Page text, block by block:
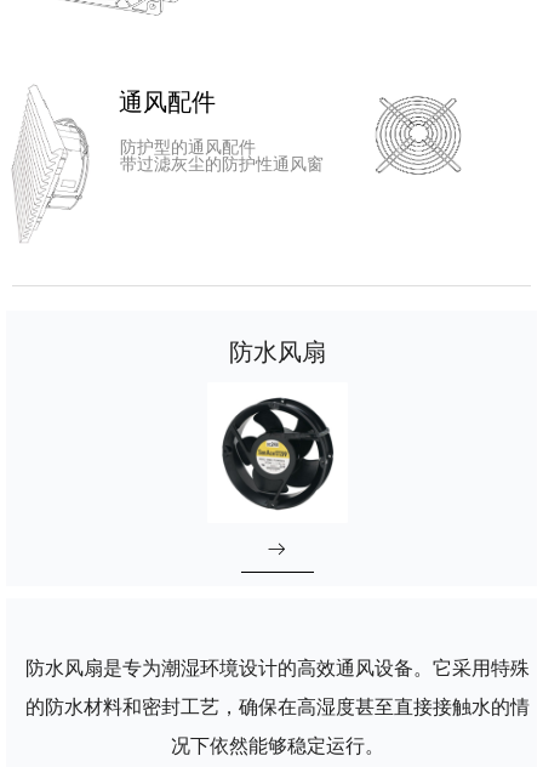
通风配件
防护型的通风配件
带过滤灰尘的防护性通风窗
防水风扇
ꁹ
防水风扇是专为潮湿环境设计的高效通风设备。它采用特殊
的防水材料和密封工艺，确保在高湿度甚至直接接触水的情
况下依然能够稳定运行。